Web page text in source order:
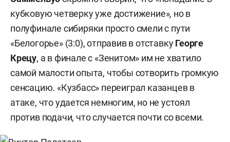
кубковую четверку уже достижение», но в
полуфинале сибиряки просто смели с пути
«Белогорье» (3:0), отправив в отставкуГеорге
Крецу, а в финале с «Зенитом» им не хватило
самой малости опыта, чтобы сотворить громкую
сенсацию. «Кузбасс» переиграл казанцев в
атаке, что удается немногим, но не устоял
против подачи, что случается почти со всеми.